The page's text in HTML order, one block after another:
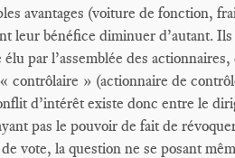
avantages (voiture de fonction,
leur bénéfice diminuer d’autant.
par l’assemblée des actionnaires,
contrôlaire » (actionnaire de
d’intérêt existe donc entre le
pas le pouvoir de fait de
vote, la question ne se posant